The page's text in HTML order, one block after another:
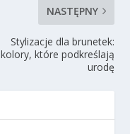
NASTĘPNY
Stylizacje dla brunetek:
kolory, które podkreślają
urodę